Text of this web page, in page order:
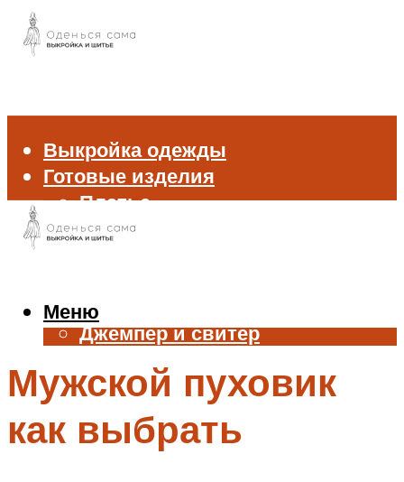
Выкройка одежды
Готовые изделия
Платье
Брюки
Жилет
Джемпер и свитер
Аксессуары
Меню
Меню
Мужской пуховик
как выбрать